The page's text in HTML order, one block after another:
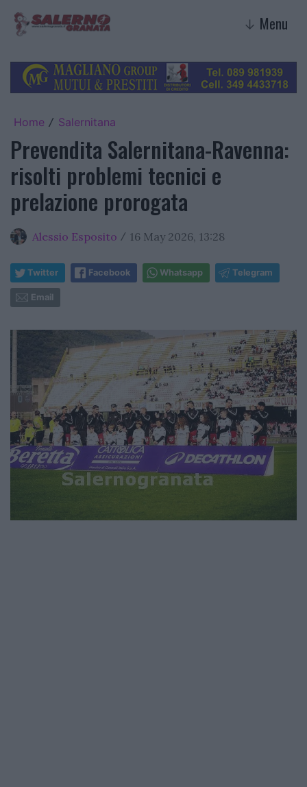
↓ Menu
Home / Salernitana
Prevendita Salernitana-Ravenna:
risolti problemi tecnici e
prelazione prorogata
Alessio Esposito / 16 May 2026, 13:28
Twitter Facebook Whatsapp Telegram
Email